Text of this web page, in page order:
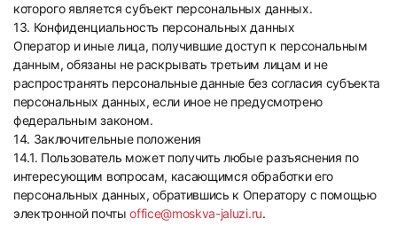
которого является субъект персональных данных.
13. Конфиденциальность персональных данных
Оператор и иные лица, получившие доступ к персональным
данным, обязаны не раскрывать третьим лицам и не
распространять персональные данные без согласия субъекта
персональных данных, если иное не предусмотрено
федеральным законом.
14. Заключительные положения
14.1. Пользователь может получить любые разъяснения по
интересующим вопросам, касающимся обработки его
персональных данных, обратившись к Оператору с помощью
электронной почтыoffice@moskva-jaluzi.ru.